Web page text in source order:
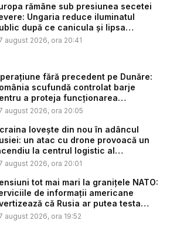
rămâne sub presiunea secetei
Ungaria reduce iluminatul
după ce canicula și lipsa
august 2026, ora 20:41
fără precedent pe Dunăre:
scufundă controlat barje
a proteja funcționarea
august 2026, ora 20:05
lovește din nou în adâncul
un atac cu drone provoacă un
la centrul logistic al
august 2026, ora 20:01
tot mai mari la granițele NATO:
de informații americane
că Rusia ar putea testa
august 2026, ora 19:52